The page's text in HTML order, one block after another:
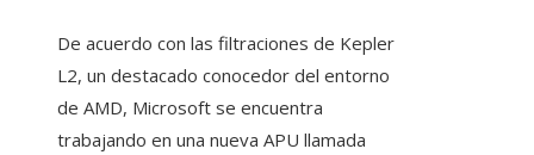
De acuerdo con las filtraciones de Kepler
L2, un destacado conocedor del entorno
de AMD, Microsoft se encuentra
trabajando en una nueva APU llamada